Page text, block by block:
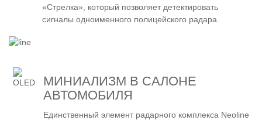
«Стрелка», который позволяет детектировать
сигналы одноименного полицейского радара.
МИНИАЛИЗМ В САЛОНЕ
АВТОМОБИЛЯ
Единственный элемент радарного комплекса Neoline